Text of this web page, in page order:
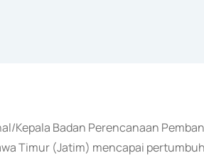
Kepala Badan Perencanaan
Timur (Jatim) mencapai